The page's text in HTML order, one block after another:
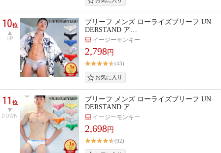
10位
UP
ブリーフ メンズ ローライズブリーフ UN
DERSTAND ア…
イージーモンキー
2,798円
(43)
11位
DOWN
ブリーフ メンズ ローライズブリーフ UN
DERSTAND ア…
イージーモンキー
2,698円
(92)